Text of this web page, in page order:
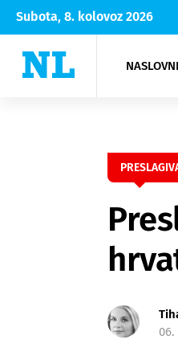
Subota, 8. kolovoz 2026
06.